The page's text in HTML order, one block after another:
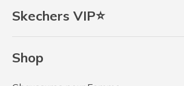
Skechers VIP⭐
Shop